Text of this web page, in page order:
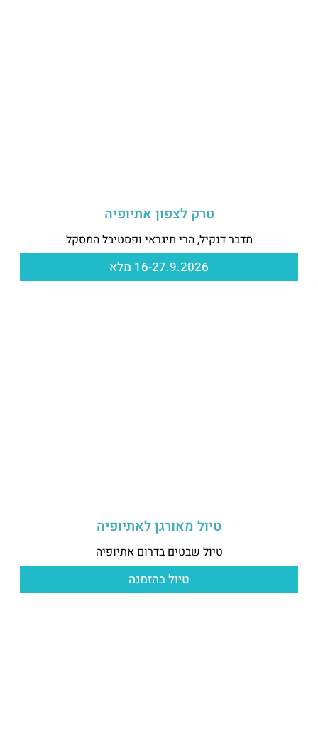
טרק לצפון אתיופיה
מדבר דנקיל, הרי תיגראי ופסטיבל המסקל
16-27.9.2026 מלא
טיול מאורגן לאתיופיה
טיול שבטים בדרום אתיופיה
טיול בהזמנה